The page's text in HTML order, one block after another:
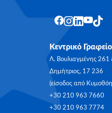
Κεντρικό
Λ.
Δημήτριος, 17 236
(είσοδος από
+30 210 963 7660
+30 210 963 7774